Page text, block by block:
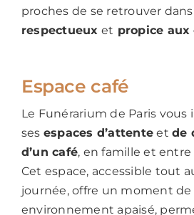
proches de se retrouver
respectueux et propice aux
Espace café
Le Funérarium de Paris
ses espaces d’attente etde
d’un café, en famille et entre
Cet espace, accessible tout
journée, offre un moment de
environnement apaisé,